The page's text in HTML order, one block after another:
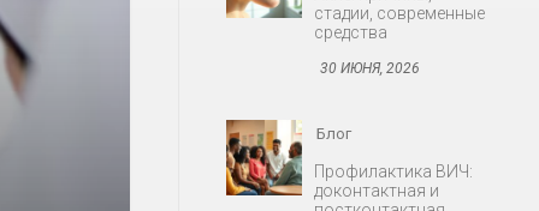
стадии, современные
средства
30 ИЮНЯ, 2026
Блог
Профилактика ВИЧ:
доконтактная и